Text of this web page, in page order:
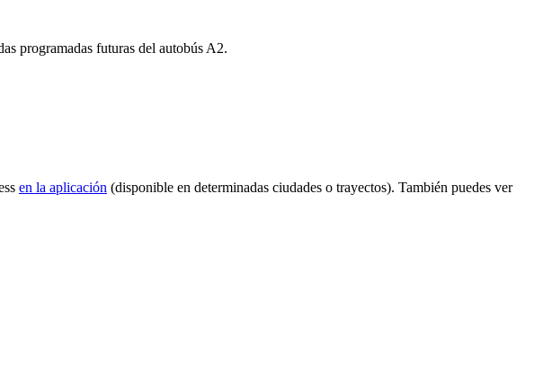
programadas futuras del autobús A2.
en la aplicación (disponible en determinadas ciudades o trayectos). También puedes ver